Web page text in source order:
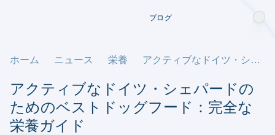
ブログ
ホーム ニュース 栄養 アクティブなドイツ・シェパードのためのベストドッグフード：完全な栄養ガイド
アクティブなドイツ・シェパードの
ためのベストドッグフード：完全な
栄養ガイド